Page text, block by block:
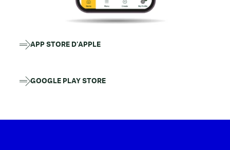
APP STORE D'APPLE
GOOGLE PLAY STORE